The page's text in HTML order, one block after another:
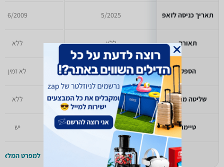
תאריך כניסה לזאפ
תאורה
הספק
שליטה מרחוק
טיימר
5/2025
ללא
90 וואט
ללא
אין
למפרט המלא >>
6/2009
ללא
לא זמין
ללא
יש
למפרט המלא